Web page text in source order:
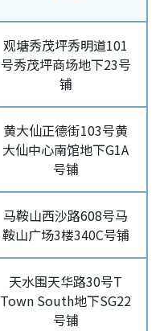
观塘秀茂坪秀明道101
号秀茂坪商场地下23号
铺
黄大仙正德街103号黄
大仙中心南馆地下G1A
号铺
马鞍山西沙路608号马
鞍山广场3楼340C号铺
天水围天华路30号T
Town South地下SG22
号铺